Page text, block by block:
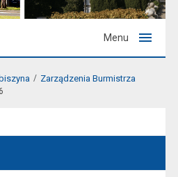
Menu
Zarządzenia Burmistrza